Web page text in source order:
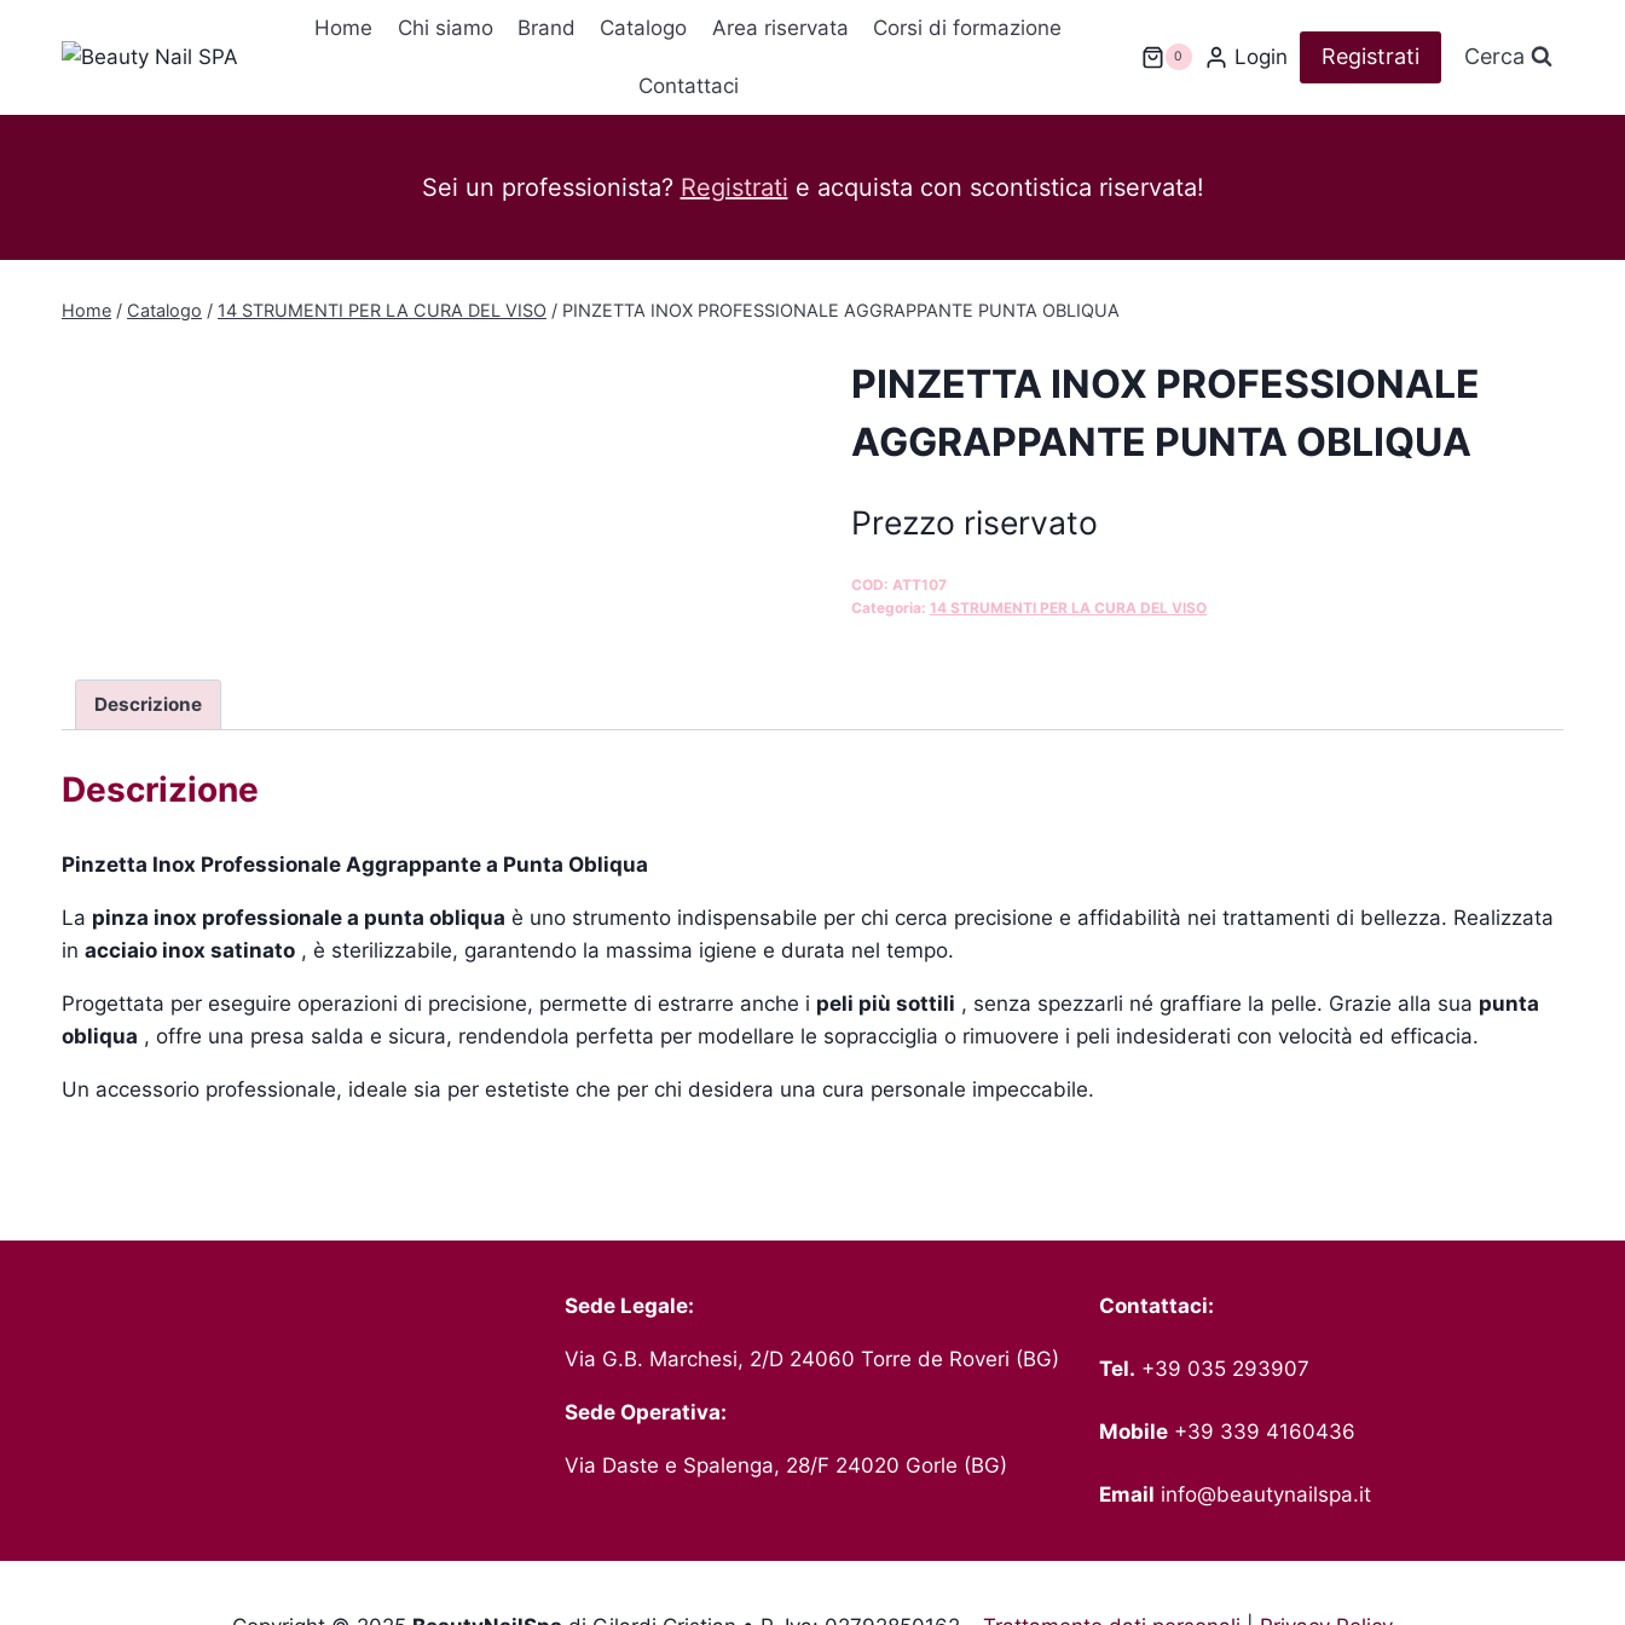
Home Chi siamo Brand Catalogo Area riservata Corsi di formazione
Contattaci
0 Login Registrati Cerca
Sei un professionista? Registrati e acquista con scontistica riservata!
Home / Catalogo / 14 STRUMENTI PER LA CURA DEL VISO / PINZETTA INOX PROFESSIONALE AGGRAPPANTE PUNTA OBLIQUA
PINZETTA INOX PROFESSIONALE
AGGRAPPANTE PUNTA OBLIQUA
Prezzo riservato
COD: ATT107
Categoria: 14 STRUMENTI PER LA CURA DEL VISO
Descrizione
Descrizione
Pinzetta Inox Professionale Aggrappante a Punta Obliqua
La pinza inox professionale a punta obliqua è uno strumento indispensabile per chi cerca precisione e affidabilità nei trattamenti di bellezza. Realizzata
in acciaio inox satinato , è sterilizzabile, garantendo la massima igiene e durata nel tempo.
Progettata per eseguire operazioni di precisione, permette di estrarre anche i peli più sottili , senza spezzarli né graffiare la pelle. Grazie alla sua punta
obliqua , offre una presa salda e sicura, rendendola perfetta per modellare le sopracciglia o rimuovere i peli indesiderati con velocità ed efficacia.
Un accessorio professionale, ideale sia per estetiste che per chi desidera una cura personale impeccabile.
Sede Legale:
Via G.B. Marchesi, 2/D 24060 Torre de Roveri (BG)
Sede Operativa:
Via Daste e Spalenga, 28/F 24020 Gorle (BG)
Contattaci:
Tel. +39 035 293907
Mobile +39 339 4160436
Email info@beautynailspa.it